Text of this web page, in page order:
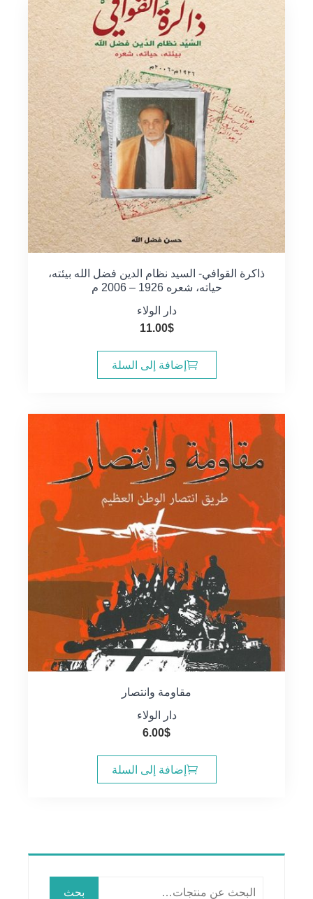
ذاكرة القوافي- السيد نظام الدين فضل الله بيئته،
حياته، شعره 1926 – 2006 م
دار الولاء
11.00$
إضافة إلى السلة
مقاومة وانتصار
دار الولاء
6.00$
إضافة إلى السلة
بحث